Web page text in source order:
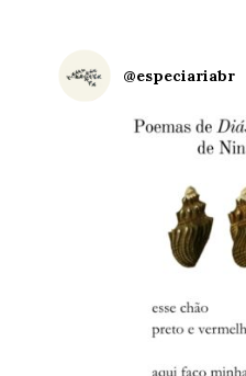
@especiariabr